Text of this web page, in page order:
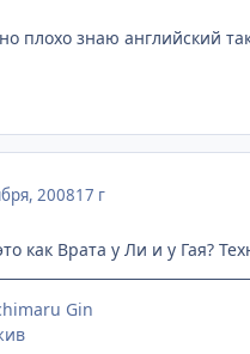
плохо знаю английский
200817 г
как Врата у Ли и у Гая?
Gin